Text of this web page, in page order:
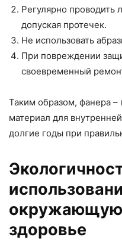
Регулярно проводить
допуская протечек.
Не использовать
При повреждении
своевременный
Таким образом, фанера
материал для
долгие годы при
окружающую
здоровье